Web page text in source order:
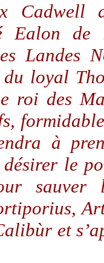
Cadwell
Ealon
Landes
loyal
roi des
à
désirer le
sauver
et